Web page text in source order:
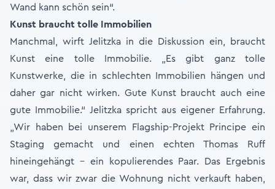
Wand kann schön sein“.
Kunst braucht tolle Immobilien
Manchmal, wirft Jelitzka in die Diskussion ein, braucht
Kunst eine tolle Immobilie. „Es gibt ganz tolle
Kunstwerke, die in schlechten Immobilien hängen und
daher gar nicht wirken. Gute Kunst braucht auch eine
gute Immobilie.“ Jelitzka spricht aus eigener Erfahrung.
„Wir haben bei unserem Flagship-Projekt Principe ein
Staging gemacht und einen echten Thomas Ruff
hineingehängt - ein kopulierendes Paar. Das Ergebnis
war, dass wir zwar die Wohnung nicht verkauft haben,